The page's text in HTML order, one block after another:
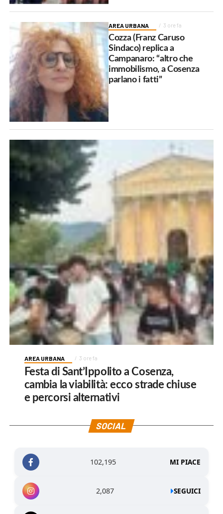
AREA URBANA 3 ore fa
Cozza (Franz Caruso
Sindaco) replica a
Campanaro: “altro che
immobilismo, a Cosenza
parlano i fatti”
AREA URBANA 3 ore fa
Festa di Sant’Ippolito a Cosenza,
cambia la viabilità: ecco strade chiuse
e percorsi alternativi
SOCIAL
102,195 MI PIACE
2,087 SEGUICI